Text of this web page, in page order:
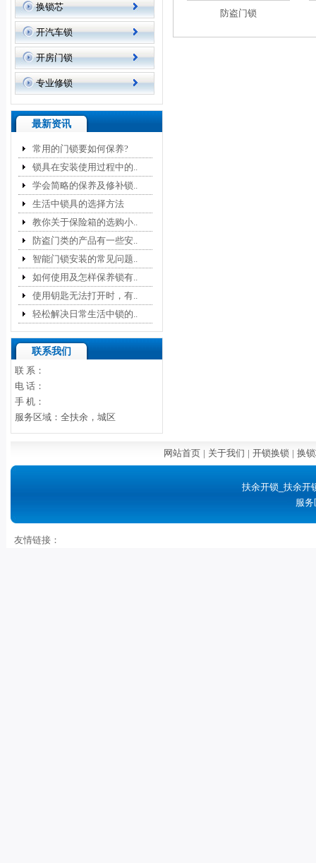
换锁芯
开汽车锁
开房门锁
专业修锁
最新资讯
常用的门锁要如何保养?
锁具在安装使用过程中的..
学会简略的保养及修补锁..
生活中锁具的选择方法
教你关于保险箱的选购小..
防盗门类的产品有一些安..
智能门锁安装的常见问题..
如何使用及怎样保养锁有..
使用钥匙无法打开时，有..
轻松解决日常生活中锁的..
联系我们
联 系：
电 话：
手 机：
服务区域：全扶余，城区
防盗门锁
网站首页 | 关于我们 | 开锁换锁 | 换
扶余开锁_扶余开
服
友情链接：